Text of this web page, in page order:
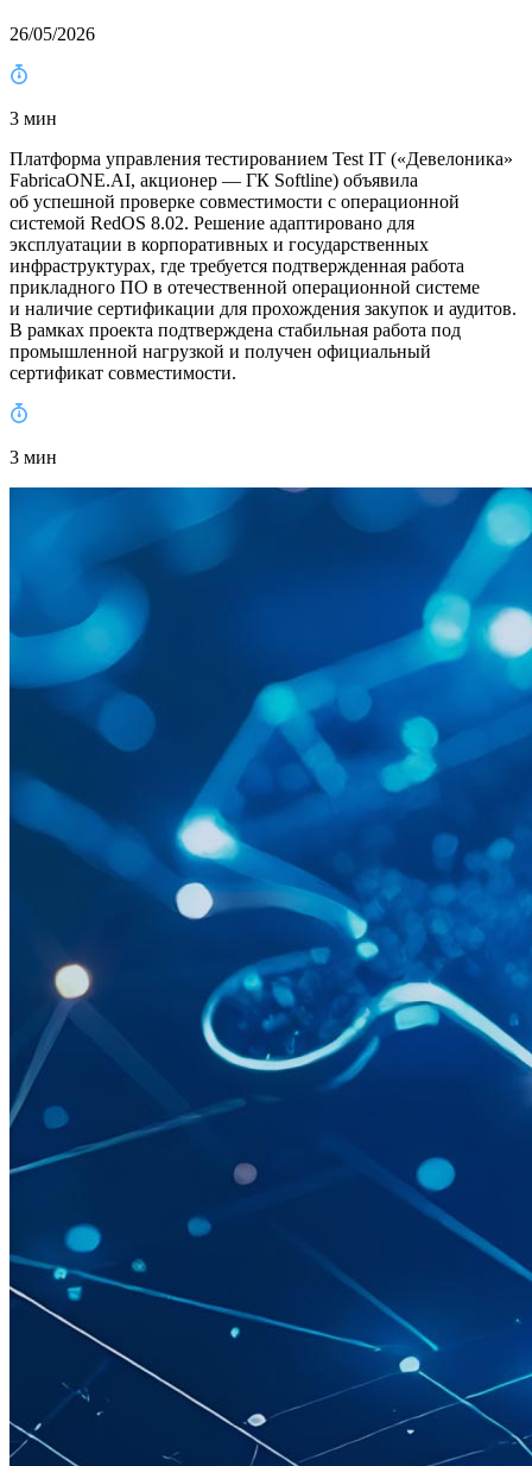
26/05/2026
3 мин
Платформа управления тестированием Test IT («Девелоника»
FabricaONE.AI, акционер — ГК Softline) объявила
об успешной проверке совместимости с операционной
системой RedOS 8.02. Решение адаптировано для
эксплуатации в корпоративных и государственных
инфраструктурах, где требуется подтвержденная работа
прикладного ПО в отечественной операционной системе
и наличие сертификации для прохождения закупок и аудитов.
В рамках проекта подтверждена стабильная работа под
промышленной нагрузкой и получен официальный
сертификат совместимости.
3 мин